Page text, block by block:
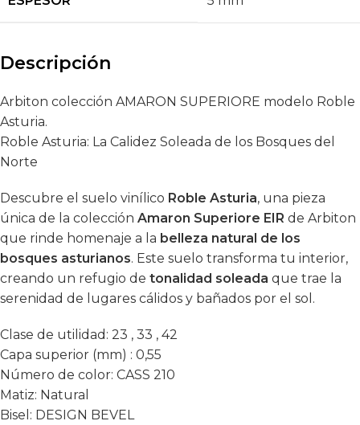
Descripción
Arbiton colección AMARON SUPERIORE modelo Roble
Asturia.
Roble Asturia: La Calidez Soleada de los Bosques del
Norte
Descubre el suelo vinílico Roble Asturia, una pieza
única de la colección Amaron Superiore EIR de Arbiton
que rinde homenaje a la belleza natural de los
bosques asturianos. Este suelo transforma tu interior,
creando un refugio de tonalidad soleada que trae la
serenidad de lugares cálidos y bañados por el sol.
Clase de utilidad: 23 , 33 , 42
Capa superior (mm) : 0,55
Número de color: CASS 210
Matiz: Natural
Bisel: DESIGN BEVEL